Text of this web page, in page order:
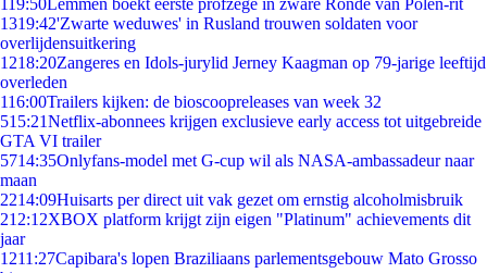
119:50Lemmen boekt eerste profzege in zware Ronde van Polen-rit
1319:42'Zwarte weduwes' in Rusland trouwen soldaten voor
overlijdensuitkering
1218:20Zangeres en Idols-jurylid Jerney Kaagman op 79-jarige leeftijd
overleden
116:00Trailers kijken: de bioscoopreleases van week 32
515:21Netflix-abonnees krijgen exclusieve early access tot uitgebreide
GTA VI trailer
5714:35Onlyfans-model met G-cup wil als NASA-ambassadeur naar
maan
2214:09Huisarts per direct uit vak gezet om ernstig alcoholmisbruik
212:12XBOX platform krijgt zijn eigen "Platinum" achievements dit
jaar
1211:27Capibara's lopen Braziliaans parlementsgebouw Mato Grosso